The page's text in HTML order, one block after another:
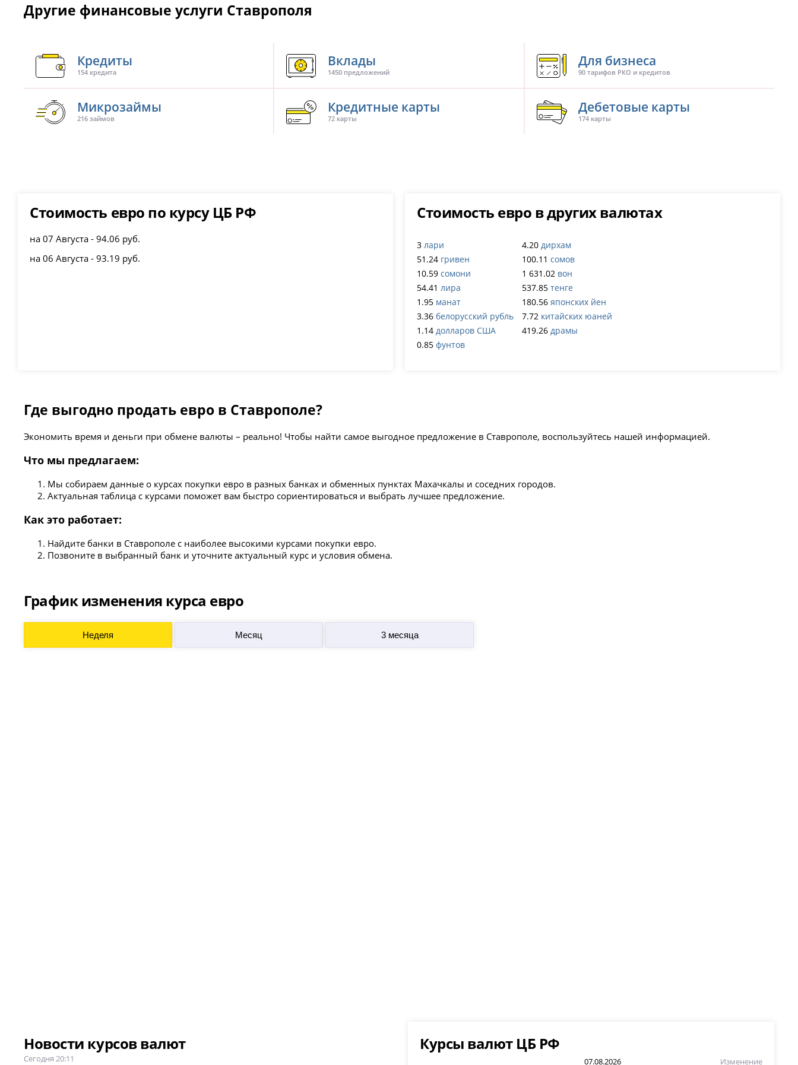
Другие финансовые услуги Ставрополя
Кредиты
154 кредита
Вклады
1450 предложений
Для бизнеса
90 тарифов РКО и кредитов
Микрозаймы
216 займов
Кредитные карты
72 карты
Дебетовые карты
174 карты
Стоимость евро по курсу ЦБ РФ
на 07 Августа - 94.06 руб.
на 06 Августа - 93.19 руб.
Стоимость евро в других валютах
3 лари
51.24 гривен
10.59 сомони
54.41 лира
1.95 манат
3.36 белорусский рубль
1.14 долларов США
0.85 фунтов
4.20 дирхам
100.11 сомов
1 631.02 вон
537.85 тенге
180.56 японских йен
7.72 китайских юаней
419.26 драмы
Где выгодно продать евро в Ставрополе?
Экономить время и деньги при обмене валюты – реально! Чтобы найти самое выгодное предложение в Ставрополе, воспользуйтесь нашей информацией.
Что мы предлагаем:
Мы собираем данные о курсах покупки евро в разных банках и обменных пунктах Махачкалы и соседних городов.
Актуальная таблица с курсами поможет вам быстро сориентироваться и выбрать лучшее предложение.
Как это работает:
Найдите банки в Ставрополе с наиболее высокими курсами покупки евро.
Позвоните в выбранный банк и уточните актуальный курс и условия обмена.
График изменения курса евро
Неделя Месяц 3 месяца
Новости курсов валют
Сегодня 20:11
Курсы валют ЦБ РФ
07.08.2026 Изменение